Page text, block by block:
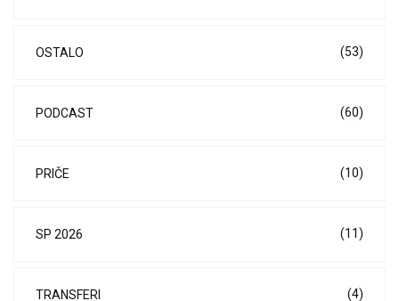
OSTALO (53)
PODCAST (60)
PRIČE (10)
SP 2026 (11)
TRANSFERI (4)